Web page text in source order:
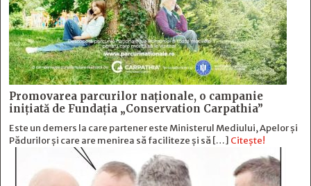
Promovarea parcurilor naționale, o campanie
inițiată de Fundația „Conservation Carpathia”
Este un demers la care partener este Ministerul Mediului, Apelor și
Pădurilor și care are menirea să faciliteze și să […] Citește!